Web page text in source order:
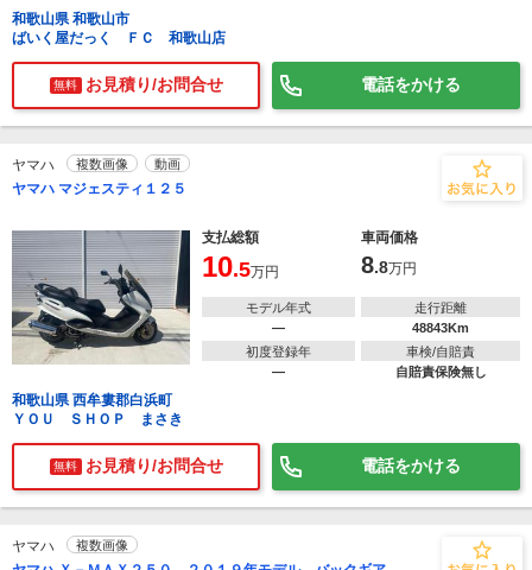
和歌山県 和歌山市
ばいく屋だっく ＦＣ 和歌山店
無料 お見積り/お問合せ 電話をかける
ヤマハ 複数画像 動画
ヤマハ マジェスティ１２５
支払総額 車両価格
10.5万円 8.8万円
モデル年式
―
走行距離
48843Km
初度登録年
―
車検/自賠責
自賠責保険無し
和歌山県 西牟婁郡白浜町
ＹＯＵ ＳＨＯＰ まさき
無料 お見積り/お問合せ 電話をかける
ヤマハ 複数画像